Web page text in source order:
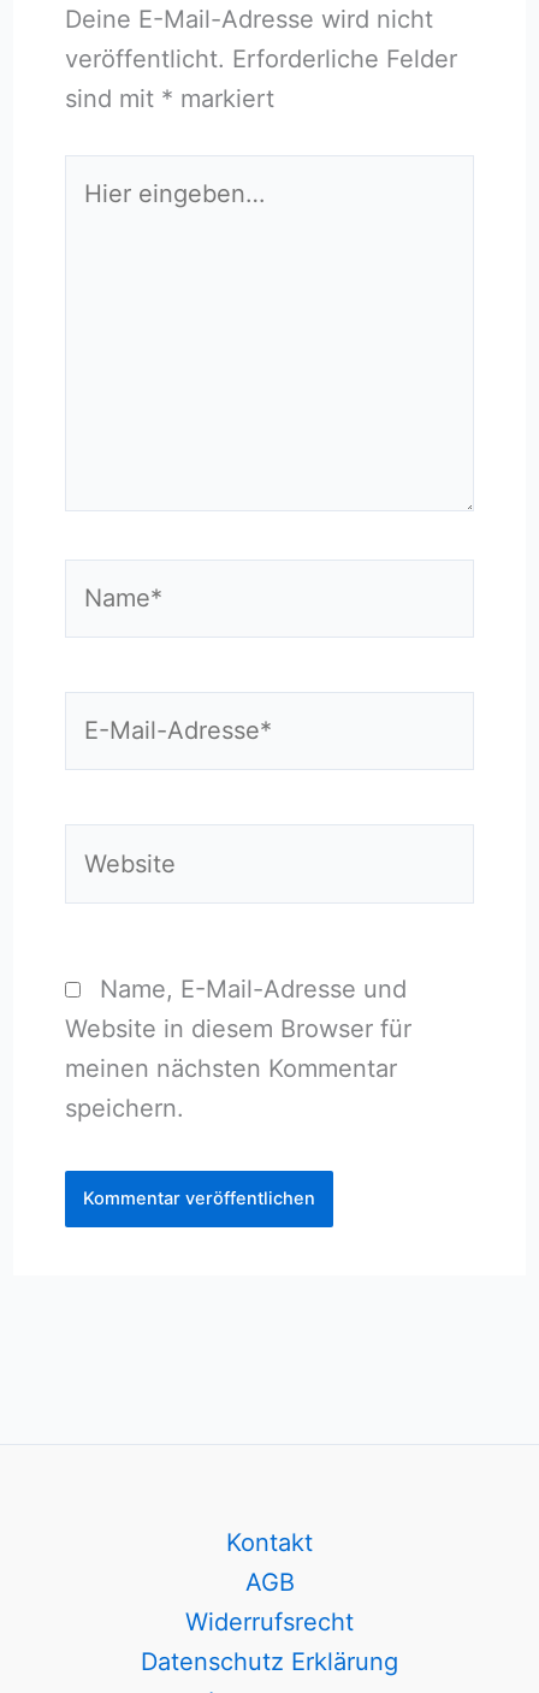
Deine E-Mail-Adresse wird nicht
veröffentlicht. Erforderliche Felder
sind mit * markiert
eingeben…
Name, E-Mail-Adresse und
Website in diesem Browser für
meinen nächsten Kommentar
speichern.
Kontakt
AGB
Widerrufsrecht
Datenschutz Erklärung